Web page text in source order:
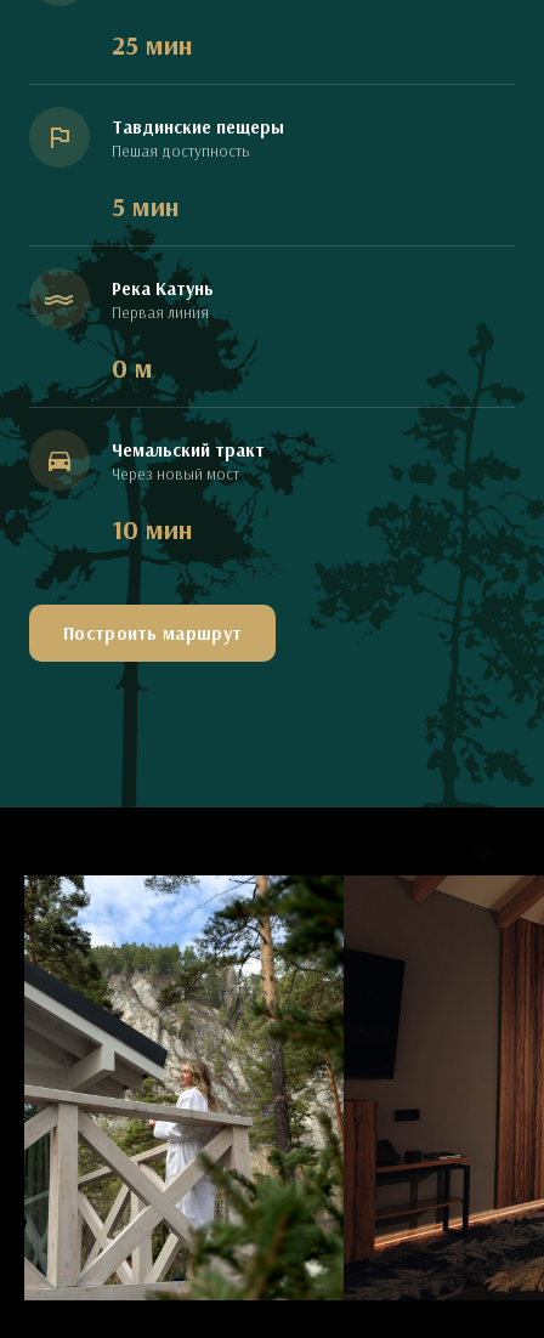
25 мин
Тавдинские пещеры
Пешая доступность
5 мин
Река Катунь
Первая линия
0 м
Чемальский тракт
Через новый мост
10 мин
Построить маршрут
В интерьере — стильные детали,
в меню — насыщенные вкусы и
ароматные блюда, которые
перенесут вас в самое сердце Грузии.
Почувствуйте гармонию природы,
уюта и гастрономического
удовольствия
Подробнее